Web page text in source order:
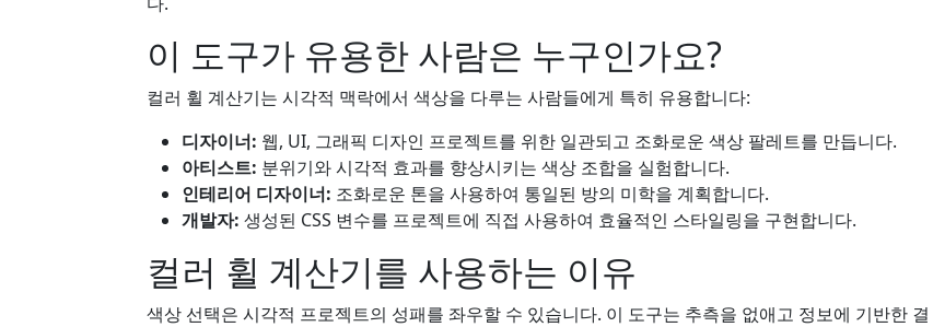
이 도구가 유용한 사람은 누구인가요?
컬러 휠 계산기는 시각적 맥락에서 색상을 다루는 사람들에게 특히 유용합니다:
디자이너: 웹, UI, 그래픽 디자인 프로젝트를 위한 일관되고 조화로운 색상 팔레트를 만듭니다.
아티스트: 분위기와 시각적 효과를 향상시키는 색상 조합을 실험합니다.
인테리어 디자이너: 조화로운 톤을 사용하여 통일된 방의 미학을 계획합니다.
개발자: 생성된 CSS 변수를 프로젝트에 직접 사용하여 효율적인 스타일링을 구현합니다.
컬러 휠 계산기를 사용하는 이유
색상 선택은 시각적 프로젝트의 성패를 좌우할 수 있습니다. 이 도구는 추측을 없애고 정보에 기반한 결